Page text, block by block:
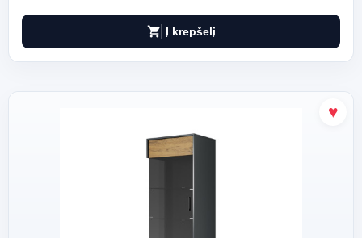
shopping_cart Į krepšelį